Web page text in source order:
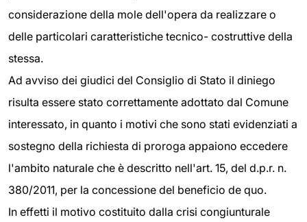
considerazione della mole dell'opera da realizzare o
delle particolari caratteristiche tecnico- costruttive della
stessa.
Ad avviso dei giudici del Consiglio di Stato il diniego
risulta essere stato correttamente adottato dal Comune
interessato, in quanto i motivi che sono stati evidenziati a
sostegno della richiesta di proroga appaiono eccedere
l'ambito naturale che è descritto nell'art. 15, del d.p.r. n.
380/2011, per la concessione del beneficio de quo.
In effetti il motivo costituito dalla crisi congiunturale